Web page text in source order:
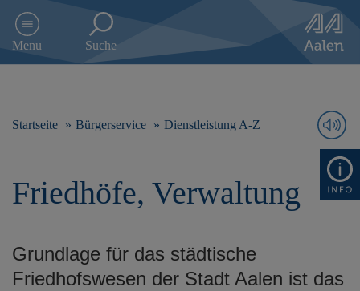
e
Menu Suche
Startseite Bürgerservice Dienstleistung A-Z
Friedhöfe, Verwaltung
Grundlage für das städtische
Friedhofswesen der Stadt Aalen ist das